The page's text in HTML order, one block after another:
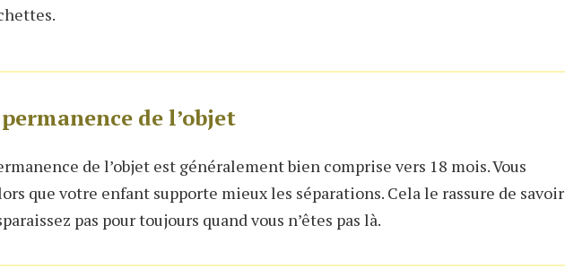
de l’objet
de l’objet est généralement bien comprise vers 18 mois. Vous
que votre enfant supporte mieux les séparations. Cela le rassure de savoir
pas pour toujours quand vous n’êtes pas là.